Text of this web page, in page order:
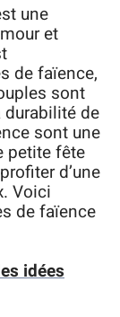
une
et
de faïence,
sont
de
sont une
petite fête
d’une
Voici
de faïence
idées